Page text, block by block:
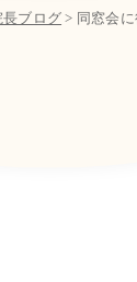
長ブログ > 同窓会